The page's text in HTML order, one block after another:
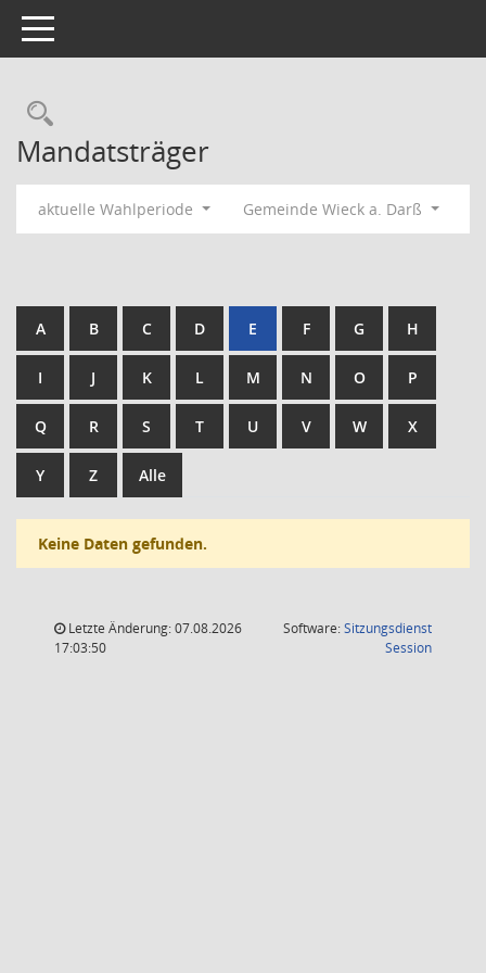
Toggle navigation
Rechercheauswahl
Mandatsträger
aktuelle Wahlperiode Gemeinde Wieck a. Darß
A B C D E F G H
I J K L M N O P
Q R S T U V W X
Y Z Alle
Keine Daten gefunden.
Letzte Änderung: 07.08.2026
17:03:50
Software:Sitzungsdienst
Session(Wird in